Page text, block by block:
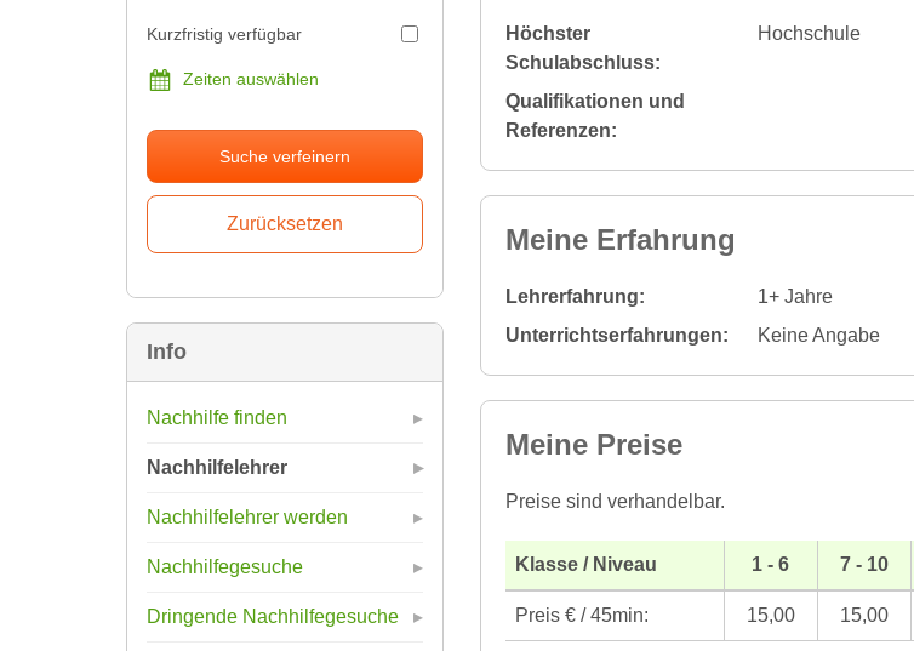
Kurzfristig verfügbar
Zeiten auswählen
Suche verfeinern
Info
Nachhilfe finden
Nachhilfelehrer
Nachhilfelehrer werden
Nachhilfegesuche
Dringende Nachhilfegesuche
Höchster
Schulabschluss:
Hochschule
Qualifikationen und
Referenzen:
Meine Erfahrung
Lehrerfahrung:
1+ Jahre
Unterrichtserfahrungen:
Keine Angabe
Meine Preise
Preise sind verhandelbar.
Klasse / Niveau 1 - 6 7 - 10
Preis € / 45min: 15,00 15,00